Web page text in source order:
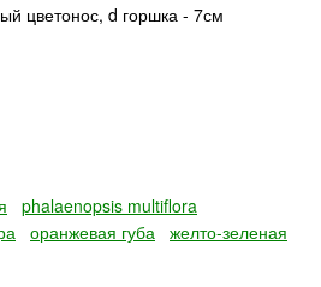
цветонос, d горшка - 7см
phalaenopsis multiflora
оранжевая губа
желто-зеленая